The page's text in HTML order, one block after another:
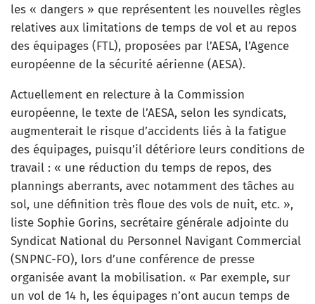
les « dangers » que représentent les nouvelles règles
relatives aux limitations de temps de vol et au repos
des équipages (FTL), proposées par l’AESA, l’Agence
européenne de la sécurité aérienne (AESA).
Actuellement en relecture à la Commission
européenne, le texte de l’AESA, selon les syndicats,
augmenterait le risque d’accidents liés à la fatigue
des équipages, puisqu’il détériore leurs conditions de
travail : « une réduction du temps de repos, des
plannings aberrants, avec notamment des tâches au
sol, une définition très floue des vols de nuit, etc. »,
liste Sophie Gorins, secrétaire générale adjointe du
Syndicat National du Personnel Navigant Commercial
(SNPNC-FO), lors d’une conférence de presse
organisée avant la mobilisation. « Par exemple, sur
un vol de 14 h, les équipages n’ont aucun temps de